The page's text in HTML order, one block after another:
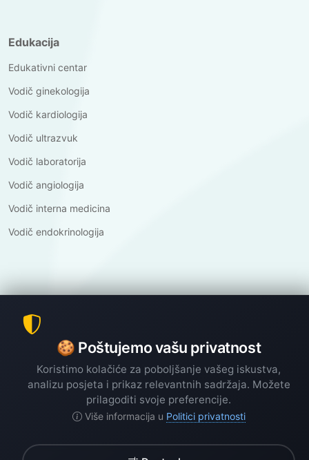
Edukacija
Edukativni centar
Vodič ginekologija
Vodič kardiologija
Vodič ultrazvuk
Vodič laboratorija
Vodič angiologija
Vodič interna medicina
Vodič endokrinologija
🍪 Poštujemo vašu privatnost
Koristimo kolačiće za poboljšanje vašeg iskustva,
analizu posjeta i prikaz relevantnih sadržaja. Možete
prilagoditi svoje preferencije.
Više informacija u Politici privatnosti